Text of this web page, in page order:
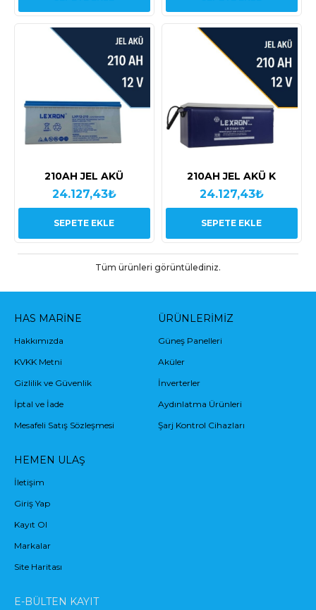
210AH JEL AKÜ
24.127,43₺
SEPETE EKLE
210AH JEL AKÜ K
24.127,43₺
SEPETE EKLE
Tüm ürünleri görüntülediniz.
HAS MARINE
Hakkımızda
KVKK Metni
Gizlilik ve Güvenlik
İptal ve İade
Mesafeli Satış Sözleşmesi
ÜRÜNLERIMIZ
Güneş Panelleri
Aküler
İnverterler
Aydınlatma Ürünleri
Şarj Kontrol Cihazları
HEMEN ULAŞ
İletişim
Giriş Yap
Kayıt Ol
Markalar
Site Haritası
E-BÜLTEN KAYIT